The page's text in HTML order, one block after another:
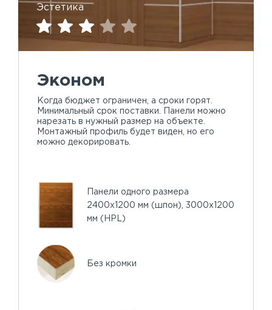
Эстетика
Эконом
Когда бюджет ограничен, а сроки горят.
Минимальный срок поставки. Панели можно
нарезать в нужный размер на объекте.
Монтажный профиль будет виден, но его
можно декорировать.
Панели одного размера
2400х1200 мм (шпон), 3000х1200
мм (HPL)
Без кромки